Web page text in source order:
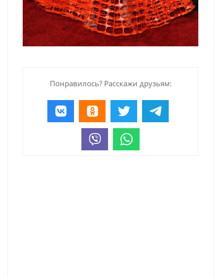
Понравилось? Расскажи друзьям: